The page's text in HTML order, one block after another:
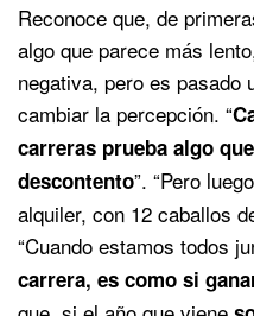
Reconoce que, de
algo que parece más
negativa, pero es pasado
cambiar la percepción. “
carreras prueba algo
descontento”. “Pero
alquiler, con 12 caballos
“Cuando estamos todos
carrera, es como si